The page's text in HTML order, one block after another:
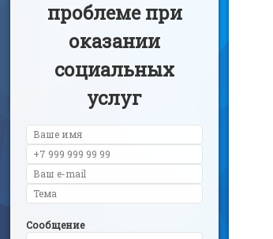
проблеме при
оказании
социальных
услуг
Сообщение